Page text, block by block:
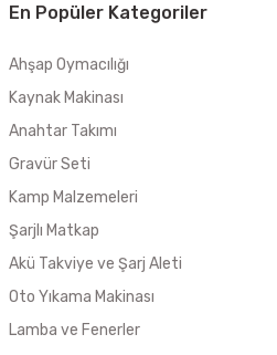
En Popüler Kategoriler
Ahşap Oymacılığı
Kaynak Makinası
Anahtar Takımı
Gravür Seti
Kamp Malzemeleri
Şarjlı Matkap
Akü Takviye ve Şarj Aleti
Oto Yıkama Makinası
Lamba ve Fenerler